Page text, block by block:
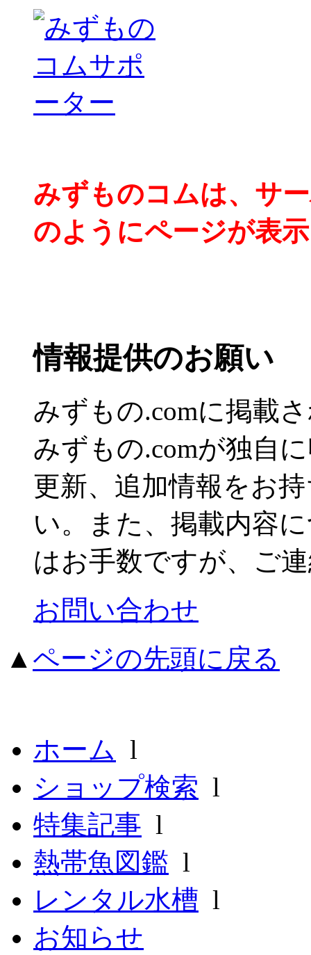
みずものコムは、サ
のようにページが表
情報提供のお願い
みずもの.comに掲載
みずもの.comが独自
更新、追加情報をお
い。また、掲載内容
はお手数ですが、ご
お問い合わせ
▲ ページの先頭に戻る
ホーム l
ショップ検索 l
特集記事 l
熱帯魚図鑑 l
レンタル水槽 l
お知らせ